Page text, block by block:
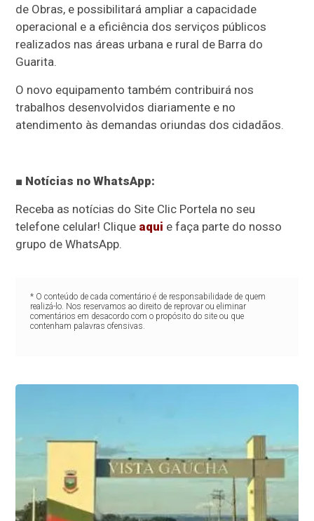
de Obras, e possibilitará ampliar a capacidade
operacional e a eficiência dos serviços públicos
realizados nas áreas urbana e rural de Barra do
Guarita.
O novo equipamento também contribuirá nos
trabalhos desenvolvidos diariamente e no
atendimento às demandas oriundas dos cidadãos.
■ Notícias no WhatsApp:
Receba as notícias do Site Clic Portela no seu
telefone celular! Clique aqui e faça parte do nosso
grupo de WhatsApp.
* O conteúdo de cada comentário é de responsabilidade de quem
realizá-lo. Nos reservamos ao direito de reprovar ou eliminar
comentários em desacordo com o propósito do site ou que
contenham palavras ofensivas.